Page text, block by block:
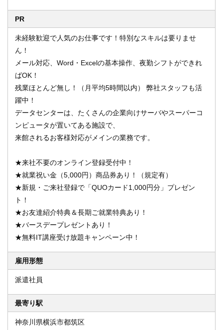
PR
未経験歓迎で人気のお仕事です！特別なスキルは要りませ
ん！
メール対応、Word・Excelの基本操作、夜勤シフトができれ
ばOK！
残業ほとんど無し！（月平均5時間以内） 弊社スタッフも活
躍中！
データセンターは、たくさんの企業向けサーバやスーパーコ
ンピュータが置いてある施設で、
来館されるお客様対応がメインの業務です。
★来社不要のオンライン登録受付中！
★就業祝い金（5,000円）商品券あり！（規定有）
★新規・ご来社登録で「QUOカード1,000円分」プレゼン
ト！
★お友達紹介特典＆長期ご就業特典あり！
★バースデープレゼントあり！
★無料IT講座受け放題キャンペーン中！
雇用形態
派遣社員
最寄り駅
神奈川県横浜市都筑区